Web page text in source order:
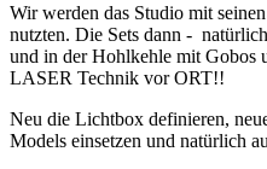
Wir werden das Studio mit
nutzten. Die Sets dann -
und in der Hohlkehle mit Gobos
LASER Technik vor ORT!!
Neu die Lichtbox definieren,
Models einsetzen und natürlich